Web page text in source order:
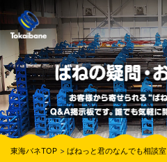
東海バネTOP ばねっと君のなんでも相談室